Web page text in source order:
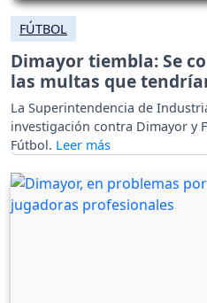
FÚTBOL
Dimayor tiembla: Se
las multas que
La Superintendencia de
investigación contra Dimayor y
Fútbol.